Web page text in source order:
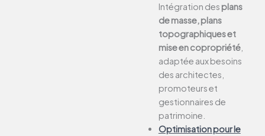
Intégration des plans
de masse, plans
topographiques et
mise en copropriété,
adaptée aux besoins
des architectes,
promoteurs et
gestionnaires de
patrimoine.
Optimisation pour le